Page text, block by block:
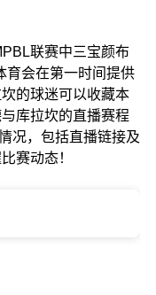
联赛中三宝颜布
育会在第一时间提供
的球迷可以收藏本
库拉坎的直播赛程
况，包括直播链接及
赛动态！